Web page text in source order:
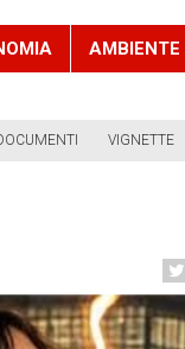
AMBIENTE
VIGNETTE